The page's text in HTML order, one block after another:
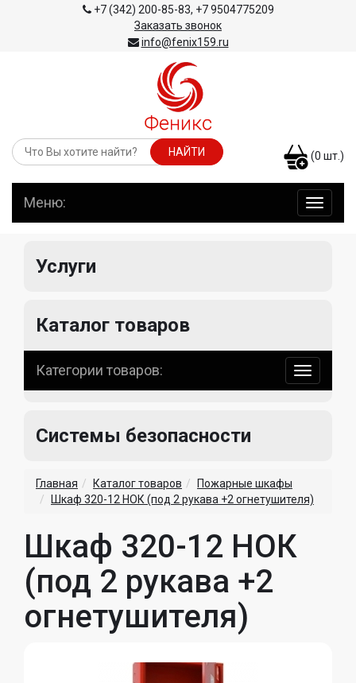
+7 (342) 200-85-83, +7 9504775209
Заказать звонок
info@fenix159.ru
(0 шт.)
по
Меню:
Услуги
Каталог товаров
по
Категории товаров:
Системы безопасности
Главная Каталог товаров
Пожарные шкафы
Шкаф 320-12 НОК (под 2 рукава +2 огнетушителя)
Шкаф 320-12 НОК
(под 2 рукава +2
огнетушителя)